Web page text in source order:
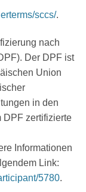
sccs/.
nach
Der DPF ist
Union
in den
DPF zertifizierte
Informationen
Link:
5780.